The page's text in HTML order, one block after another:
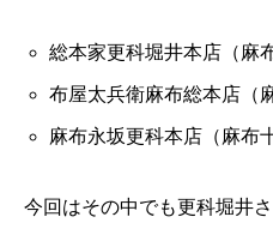
総本家更科堀井本店（麻
布屋太兵衛麻布総本店（
麻布永坂更科本店（麻布
今回はその中でも更科堀井